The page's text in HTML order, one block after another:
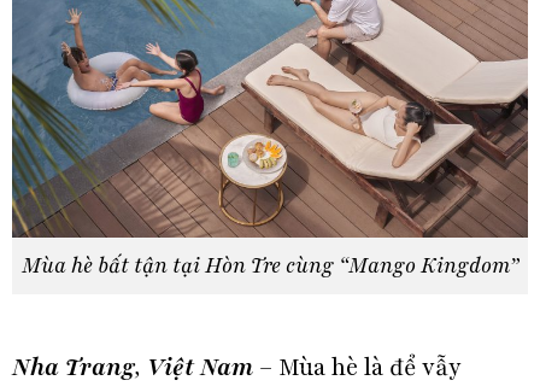
Mùa hè bất tận tại Hòn Tre cùng “Mango Kingdom”
Nha Trang, Việt Nam– Mùa hè là để vẫy